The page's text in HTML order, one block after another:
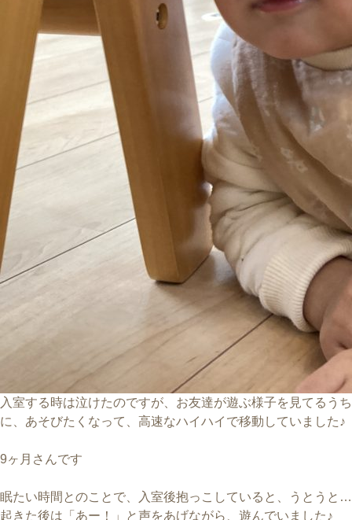
入室する時は泣けたのですが、お友達が遊ぶ様子を見てるうち
に、あそびたくなって、高速なハイハイで移動していました♪
9ヶ月さんです
眠たい時間とのことで、入室後抱っこしていると、うとうと…
起きた後は「あー！」と声をあげながら、遊んでいました♪